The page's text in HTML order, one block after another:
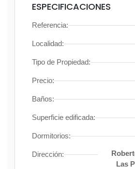
ESPECIFICACIONES
Referencia:
Localidad:
Tipo de Propiedad:
Precio:
Baños:
Superficie edificada:
Dormitorios:
Dirección:
Las